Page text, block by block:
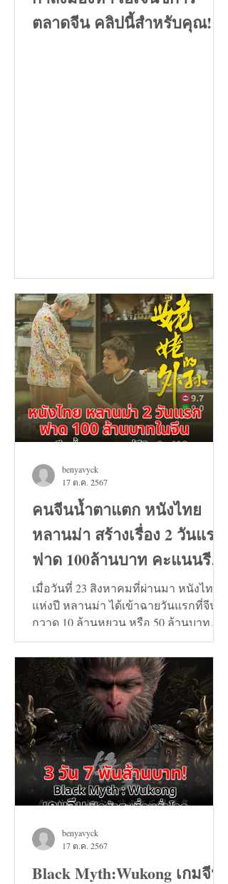
ตลาดจีน คลิปนี้สำหรับคุณ!
คนจีนน้ำตาแตก หนังไทย
หลานม่า สร้างเรื่อง 2 วันแรก
ฟาด 100ล้านบาท คะแนนรีวิว
9+
เมื่อวันที่ 23 สิงหาคมที่ผ่านมา หนังไทย
แห่งปี หลานม่า ได้เข้าฉายวันแรกที่จีน
กวาด 10 ล้านหยวน หรือ 50 ล้านบาท
และวันที่ 24 สิงหาคมทะลุ...
benyavyck
17 ต.ค. 2567
Black Myth:Wukong เกมจีน
benyavyck
17 ต.ค. 2567